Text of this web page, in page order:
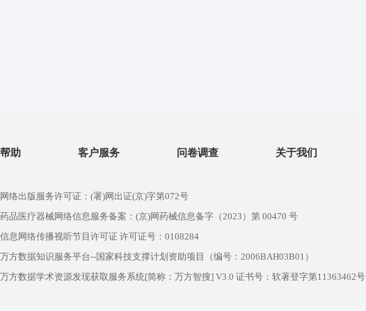
帮助 客户服务 问卷调查 关于我们
网络出版服务许可证：(署)网出证(京)字第072号
药品医疗器械网络信息服务备案：(京)网药械信息备字（2023）第 00470 号
信息网络传播视听节目许可证 许可证号：0108284
万方数据知识服务平台--国家科技支撑计划资助项目（编号：2006BAH03B01）
万方数据学术资源发现获取服务系统[简称：万方智搜] V3.0 证书号：软著登字第11363462号